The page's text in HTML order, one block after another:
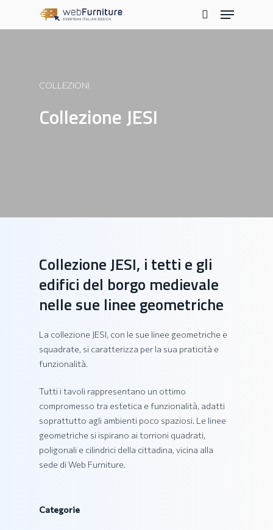
search
Menu
COLLEZIONI
Collezione JESI
Collezione JESI, i tetti e gli
edifici del borgo medievale
nelle sue linee geometriche
La collezione JESI, con le sue linee geometriche e
squadrate, si caratterizza per la sua praticità e
funzionalità.
Tutti i tavoli rappresentano un ottimo
compromesso tra estetica e funzionalità, adatti
soprattutto agli ambienti poco spaziosi. Le linee
geometriche si ispirano ai torrioni quadrati,
poligonali e cilindrici della cittadina, vicina alla
sede di Web Furniture.
Categorie